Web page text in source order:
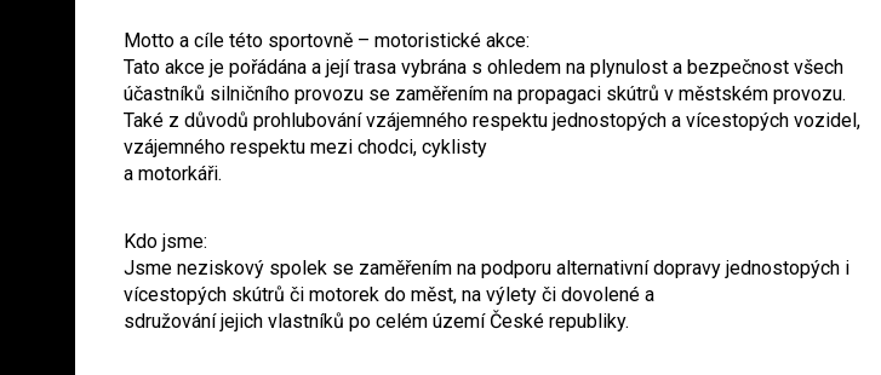
Motto a cíle této sportovně – motoristické akce:
Tato akce je pořádána a její trasa vybrána s ohledem na plynulost a bezpečnost všech
účastníků silničního provozu se zaměřením na propagaci skútrů v městském provozu.
Také z důvodů prohlubování vzájemného respektu jednostopých a vícestopých vozidel,
vzájemného respektu mezi chodci, cyklisty
a motorkáři.
Kdo jsme:
Jsme neziskový spolek se zaměřením na podporu alternativní dopravy jednostopých i
vícestopých skútrů či motorek do měst, na výlety či dovolené a
sdružování jejich vlastníků po celém území České republiky.